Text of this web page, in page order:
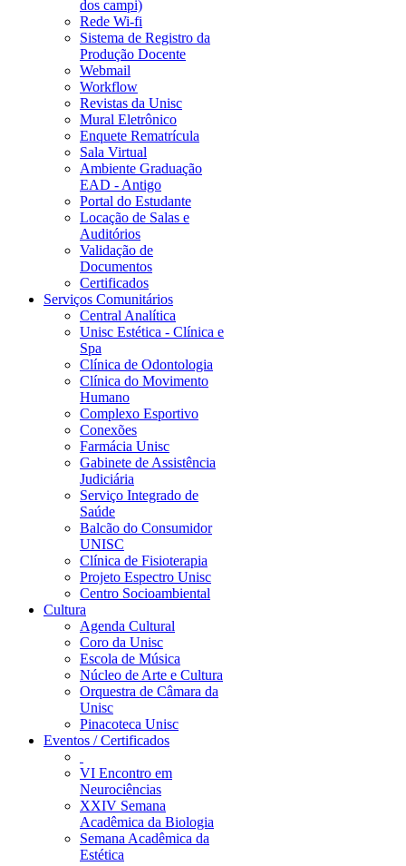
dos campi)
Rede Wi-fi
Sistema de Registro da
Produção Docente
Webmail
Workflow
Revistas da Unisc
Mural Eletrônico
Enquete Rematrícula
Sala Virtual
Ambiente Graduação
EAD - Antigo
Portal do Estudante
Locação de Salas e
Auditórios
Validação de
Documentos
Certificados
Serviços Comunitários
Central Analítica
Unisc Estética - Clínica e
Spa
Clínica de Odontologia
Clínica do Movimento
Humano
Complexo Esportivo
Conexões
Farmácia Unisc
Gabinete de Assistência
Judiciária
Serviço Integrado de
Saúde
Balcão do Consumidor
UNISC
Clínica de Fisioterapia
Projeto Espectro Unisc
Centro Socioambiental
Cultura
Agenda Cultural
Coro da Unisc
Escola de Música
Núcleo de Arte e Cultura
Orquestra de Câmara da
Unisc
Pinacoteca Unisc
Eventos / Certificados
VI Encontro em
Neurociências
XXIV Semana
Acadêmica da Biologia
Semana Acadêmica da
Estética